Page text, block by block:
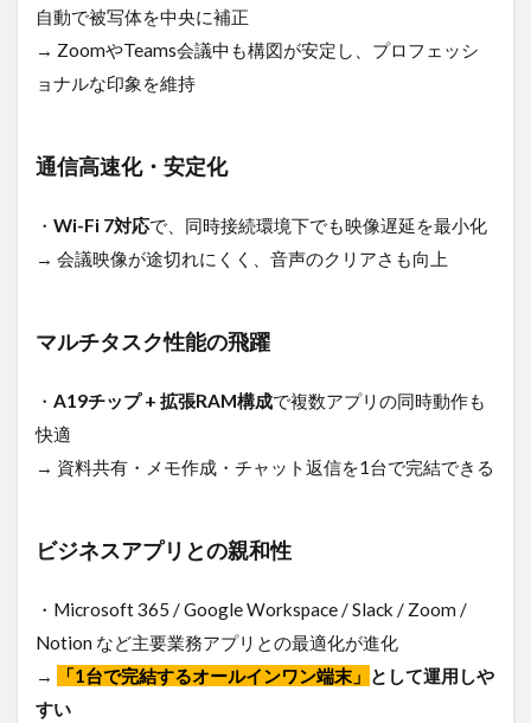
自動で被写体を中央に補正
→ ZoomやTeams会議中も構図が安定し、プロフェッシ
ョナルな印象を維持
通信高速化・安定化
・ Wi-Fi 7対応で、同時接続環境下でも映像遅延を最小化
→ 会議映像が途切れにくく、音声のクリアさも向上
マルチタスク性能の飛躍
・ A19チップ + 拡張RAM構成で複数アプリの同時動作も
快適
→ 資料共有・メモ作成・チャット返信を1台で完結できる
ビジネスアプリとの親和性
・Microsoft 365 / Google Workspace / Slack / Zoom /
Notion など主要業務アプリとの最適化が進化
→
「1台で完結するオールインワン端末」 として運用しや
すい